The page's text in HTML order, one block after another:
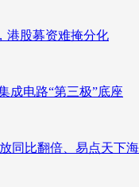
港股募资难掩分化
成电路“第三极”底座
同比翻倍、易点天下